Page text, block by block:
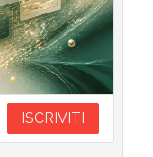
ISCRIVITI